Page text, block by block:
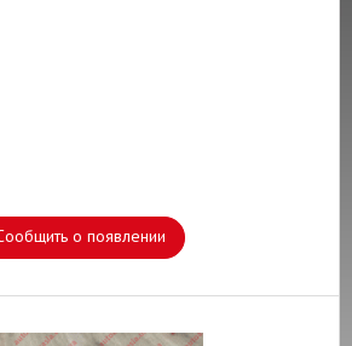
о появлении